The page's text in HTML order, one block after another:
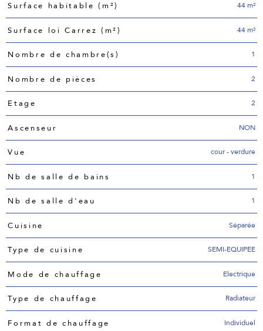
Surface habitable (m²) 44 m²
Surface loi Carrez (m²) 44 m²
Nombre de chambre(s) 1
Nombre de pièces 2
Etage 2
Ascenseur NON
Vue cour - verdure
Nb de salle de bains 1
Nb de salle d'eau 1
Cuisine Séparée
Type de cuisine SEMI-EQUIPEE
Mode de chauffage Electrique
Type de chauffage Radiateur
Format de chauffage Individuel